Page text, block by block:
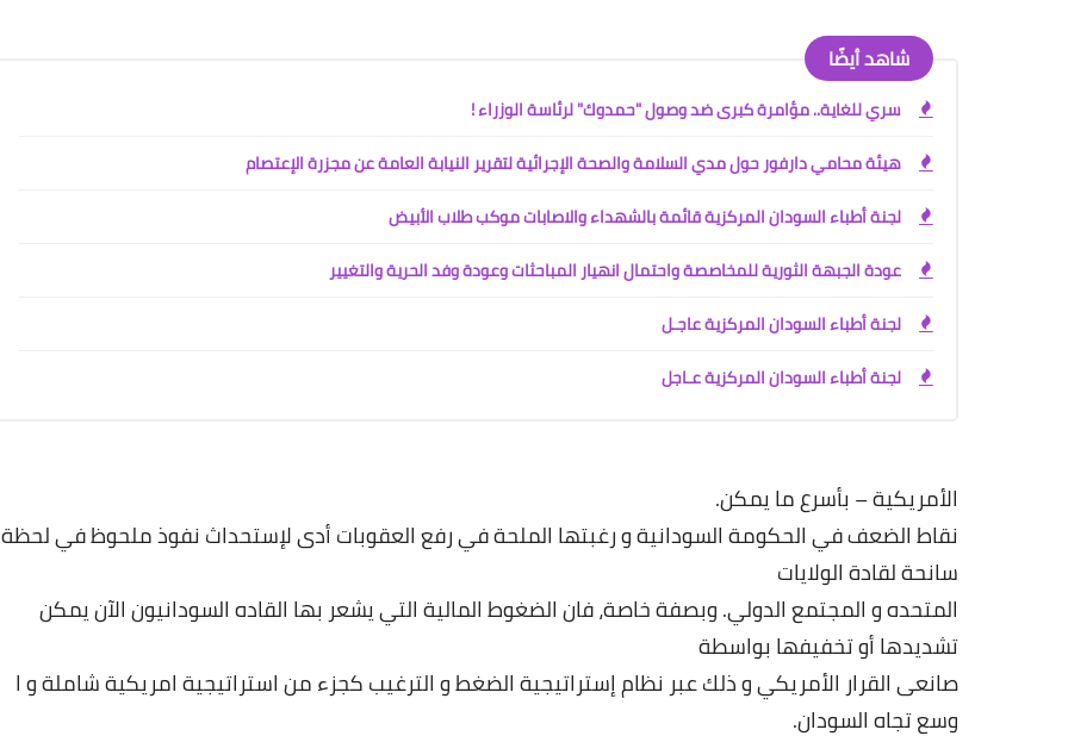
شاهد أيضًا
سري للغاية.. مؤامرة كبرى ضد وصول "حمدوك" لرئاسة الوزراء !
هيئة محامي دارفور حول مدي السلامة والصحة الإجرائية لتقرير النيابة العامة عن مجزرة الإعتصام
لجنة أطباء السودان المركزية قائمة بالشهداء والاصابات موكب طلاب الأبيض
عودة الجبهة الثورية للمخاصصة واحتمال انهيار المباحثات وعودة وفد الحرية والتغيير
لجنة أطباء السودان المركزية عاجـل
لجنة أطباء السودان المركزية عـاجل
الأمريكية– بأسرعما يمكن.
نقاطالضعففيالحكومةالسودانيةورغبتها الملحةفيرفعالعقوباتأدىلإستحداث نفوذملحوظفيلحظة
سانحةلقادةالولايات
المتحدهوالمجتمعالدولي.وبصفةخاصة،فانالضغوطالماليةالتييشعر بها القادهالسودانيونالآنيمكن
تشديدهاأوتخفيفها بواسطة
صانعىالقرار الأمريكيوذلكعبر نظامإستراتيجيةالضغطوالترغيبكجزءمناستراتيجيةامريكيةشاملةوا
وسعتجاهالسودان.